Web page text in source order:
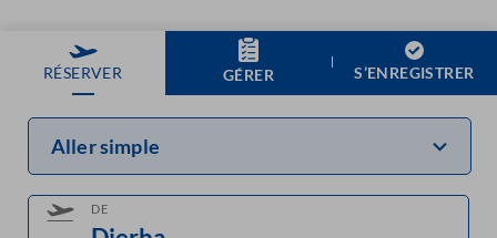
RÉSERVER GÉRER S’ENREGISTRER
Aller simple
DE